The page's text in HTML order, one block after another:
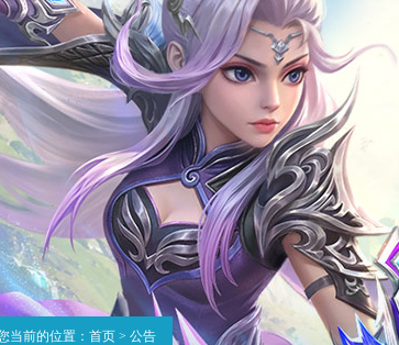
当前的位置： 首页 > 公告